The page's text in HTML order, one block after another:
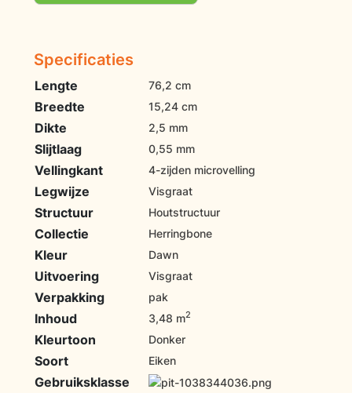
Specificaties
Lengte 76,2 cm
Breedte 15,24 cm
Dikte 2,5 mm
Slijtlaag 0,55 mm
Vellingkant 4-zijden microvelling
Legwijze Visgraat
Structuur Houtstructuur
Collectie Herringbone
Kleur Dawn
Uitvoering Visgraat
Verpakking pak
Inhoud 3,48 m2
Kleurtoon Donker
Soort Eiken
Gebruiksklasse